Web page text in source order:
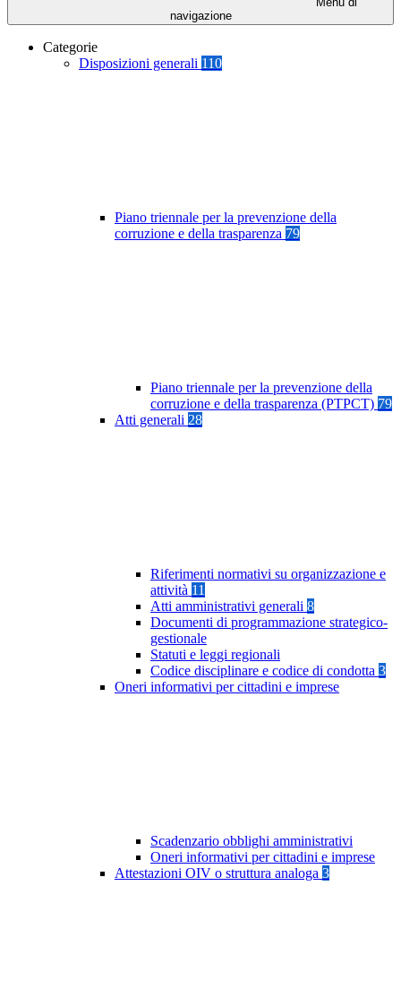
navigazione
Categorie
Disposizioni generali 110
Piano triennale per la prevenzione della
corruzione e della trasparenza 79
Piano triennale per la prevenzione della
corruzione e della trasparenza (PTPCT) 79
Atti generali 28
Riferimenti normativi su organizzazione e
attività 11
Atti amministrativi generali 8
Documenti di programmazione strategico-
gestionale
Statuti e leggi regionali
Codice disciplinare e codice di condotta 3
Oneri informativi per cittadini e imprese
Scadenzario obblighi amministrativi
Oneri informativi per cittadini e imprese
Attestazioni OIV o struttura analoga 3